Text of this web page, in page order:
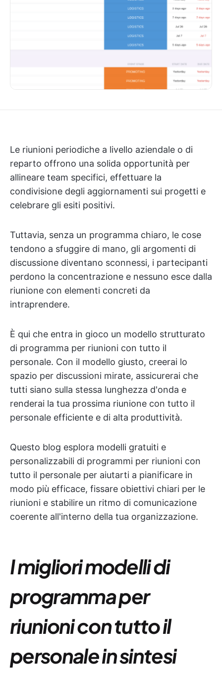
Le riunioni periodiche a livello aziendale o di
reparto offrono una solida opportunità per
allineare team specifici, effettuare la
condivisione degli aggiornamenti sui progetti e
celebrare gli esiti positivi.
Tuttavia, senza un programma chiaro, le cose
tendono a sfuggire di mano, gli argomenti di
discussione diventano sconnessi, i partecipanti
perdono la concentrazione e nessuno esce dalla
riunione con elementi concreti da
intraprendere.
È qui che entra in gioco un modello strutturato
di programma per riunioni con tutto il
personale. Con il modello giusto, creerai lo
spazio per discussioni mirate, assicurerai che
tutti siano sulla stessa lunghezza d'onda e
renderai la tua prossima riunione con tutto il
personale efficiente e di alta produttività.
Questo blog esplora modelli gratuiti e
personalizzabili di programmi per riunioni con
tutto il personale per aiutarti a pianificare in
modo più efficace, fissare obiettivi chiari per le
riunioni e stabilire un ritmo di comunicazione
coerente all'interno della tua organizzazione.
I migliori modelli di
programma per
riunioni con tutto il
personale in sintesi